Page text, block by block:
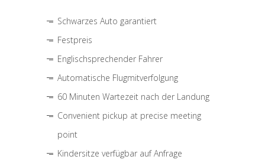
Schwarzes Auto garantiert
Festpreis
Englischsprechender Fahrer
Automatische Flugmitverfolgung
60 Minuten Wartezeit nach der Landung
Convenient pickup at precise meeting
point
Kindersitze verfügbar auf Anfrage